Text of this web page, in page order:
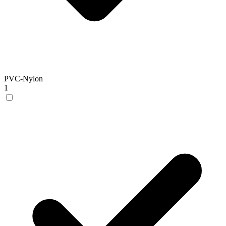
PVC-Nylon
1